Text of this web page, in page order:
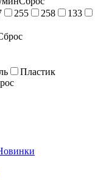
255 258
133
Пластик